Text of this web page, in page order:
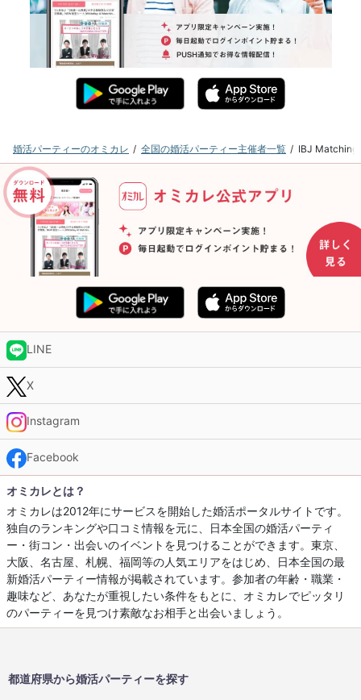
婚活パーティーのオミカレ 全国の婚活パーティー主催者一覧 IBJ Matching
LINE
X
Instagram
Facebook
オミカレとは？
オミカレは2012年にサービスを開始した婚活ポータルサイトです。
独自のランキングや口コミ情報を元に、日本全国の婚活パーティ
ー・街コン・出会いのイベントを見つけることができます。東京、
大阪、名古屋、札幌、福岡等の人気エリアをはじめ、日本全国の最
新婚活パーティー情報が掲載されています。参加者の年齢・職業・
趣味など、あなたが重視したい条件をもとに、オミカレでピッタリ
のパーティーを見つけ素敵なお相手と出会いましょう。
都道府県から婚活パーティーを探す